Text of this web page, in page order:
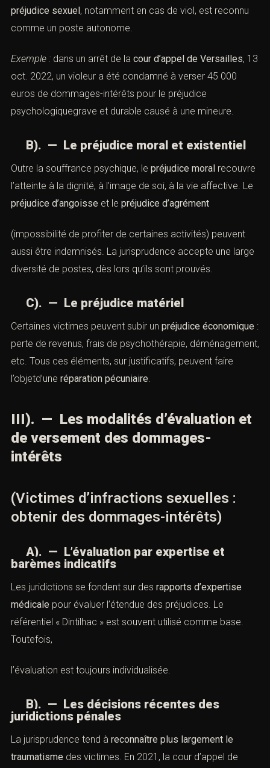
préjudice sexuel , notamment en cas de viol, est reconnu
comme un poste autonome.
Exemple : dans un arrêt de la cour d’appel de Versailles, 13
oct. 2022, un violeur a été condamné à verser 45 000
euros de dommages-intérêts pour le préjudice
psychologiquegrave et durable causé à une mineure.
B). — Le préjudice moral et existentiel
Outre la souffrance psychique, le préjudice moral recouvre
l’atteinte à la dignité, à l’image de soi, à la vie affective. Le
préjudice d’angoisse et le préjudice d’agrément
(impossibilité de profiter de certaines activités) peuvent
aussi être indemnisés. La jurisprudence accepte une large
diversité de postes, dès lors qu’ils sont prouvés.
C). — Le préjudice matériel
Certaines victimes peuvent subir un préjudice économique :
perte de revenus, frais de psychothérapie, déménagement,
etc. Tous ces éléments, sur justificatifs, peuvent faire
l’objetd’une réparation pécuniaire
III). — Les modalités d’évaluation et
de versement des dommages-
intérêts
(Victimes d’infractions sexuelles :
obtenir des dommages-intérêts)
A). — L’évaluation par expertise et
barèmes indicatifs
Les juridictions se fondent sur des rapports d’expertise
médicale pour évaluer l’étendue des préjudices. Le
référentiel « Dintilhac » est souvent utilisé comme base.
Toutefois,
l’évaluation est toujours individualisée.
B). — Les décisions récentes des
juridictions pénales
La jurisprudence tend à reconnaître plus largement le
traumatisme des victimes. En 2021, la cour d’appel de